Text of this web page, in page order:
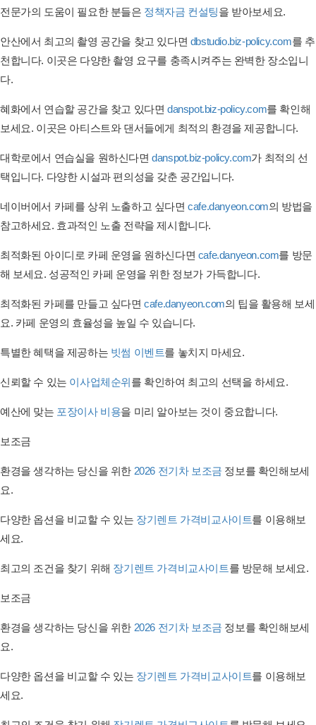
전문가의 도움이 필요한 분들은 정책자금 컨설팅을 받아보세요.
안산에서 최고의 촬영 공간을 찾고 있다면 dbstudio.biz-policy.com를 추
천합니다. 이곳은 다양한 촬영 요구를 충족시켜주는 완벽한 장소입니
다.
혜화에서 연습할 공간을 찾고 있다면danspot.biz-policy.com를 확인해
보세요. 이곳은 아티스트와 댄서들에게 최적의 환경을 제공합니다.
대학로에서 연습실을 원하신다면danspot.biz-policy.com가 최적의 선
택입니다. 다양한 시설과 편의성을 갖춘 공간입니다.
네이버에서 카페를 상위 노출하고 싶다면cafe.danyeon.com의 방법을
참고하세요. 효과적인 노출 전략을 제시합니다.
최적화된 아이디로 카페 운영을 원하신다면 cafe.danyeon.com를 방문
해 보세요. 성공적인 카페 운영을 위한 정보가 가득합니다.
최적화된 카페를 만들고 싶다면cafe.danyeon.com의 팁을 활용해 보세
요. 카페 운영의 효율성을 높일 수 있습니다.
특별한 혜택을 제공하는 빗썸 이벤트를 놓치지 마세요.
신뢰할 수 있는 이사업체순위를 확인하여 최고의 선택을 하세요.
예산에 맞는 포장이사 비용을 미리 알아보는 것이 중요합니다.
보조금
환경을 생각하는 당신을 위한 2026 전기차 보조금 정보를 확인해보세
요.
다양한 옵션을 비교할 수 있는 장기렌트 가격비교사이트를 이용해보
세요.
최고의 조건을 찾기 위해 장기렌트 가격비교사이트를 방문해 보세요.
보조금
환경을 생각하는 당신을 위한 2026 전기차 보조금 정보를 확인해보세
요.
다양한 옵션을 비교할 수 있는 장기렌트 가격비교사이트를 이용해보
세요.